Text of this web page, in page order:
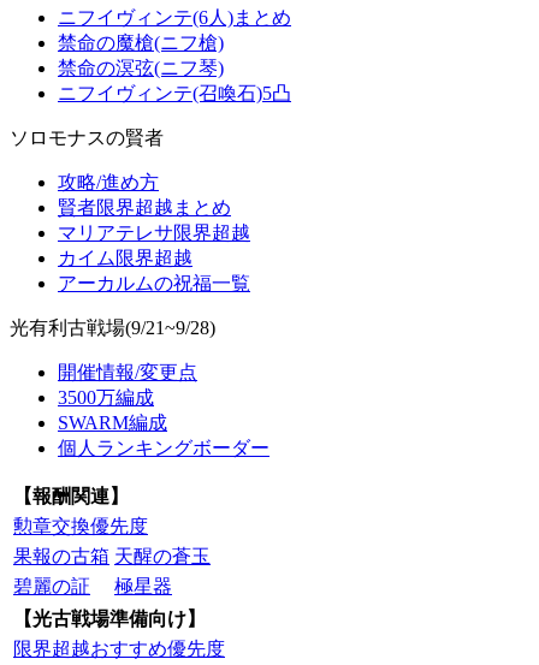
ニフイヴィンテ(6人)まとめ
禁命の魔槍(ニフ槍)
禁命の溟弦(ニフ琴)
ニフイヴィンテ(召喚石)5凸
ソロモナスの賢者
攻略/進め方
賢者限界超越まとめ
マリアテレサ限界超越
カイム限界超越
アーカルムの祝福一覧
光有利古戦場(9/21~9/28)
開催情報/変更点
3500万編成
SWARM編成
個人ランキングボーダー
【報酬関連】
勲章交換優先度
果報の古箱 天醒の蒼玉
碧麗の証
極星器
【光古戦場準備向け】
限界超越おすすめ優先度